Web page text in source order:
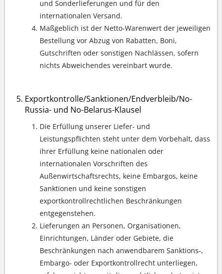
und Sonderlieferungen und für den
internationalen Versand.
Maßgeblich ist der Netto-Warenwert der jeweiligen
Bestellung vor Abzug von Rabatten, Boni,
Gutschriften oder sonstigen Nachlässen, sofern
nichts Abweichendes vereinbart wurde.
Exportkontrolle/Sanktionen/Endverbleib/No-
Russia- und No-Belarus-Klausel
Die Erfüllung unserer Liefer- und
Leistungspflichten steht unter dem Vorbehalt, dass
ihrer Erfüllung keine nationalen oder
internationalen Vorschriften des
Außenwirtschaftsrechts, keine Embargos, keine
Sanktionen und keine sonstigen
exportkontrollrechtlichen Beschränkungen
entgegenstehen.
Lieferungen an Personen, Organisationen,
Einrichtungen, Länder oder Gebiete, die
Beschränkungen nach anwendbarem Sanktions-,
Embargo- oder Exportkontrollrecht unterliegen,